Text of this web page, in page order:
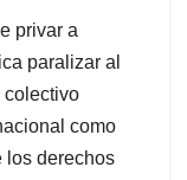
privar a
paralizar al
colectivo
como
los derechos